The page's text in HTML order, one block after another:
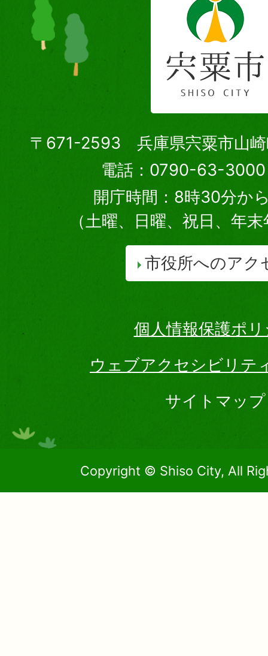
〒671-2593 兵庫県宍粟市山崎
電話：0790-63-3000
開庁時間：8時30分か
（土曜、日曜、祝日、年
市役所へのアク
個人情報保護ポ
ウェブアクセシビリテ
サイトマップ
Copyright © Shiso City, All